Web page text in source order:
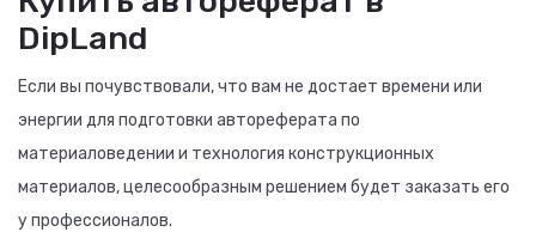
DipLand
Если вы почувствовали, что вам не достает времени или
энергии для подготовки автореферата по
материаловедении и технология конструкционных
материалов, целесообразным решением будет заказать его
у профессионалов.